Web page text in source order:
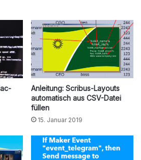
Anleitung: Scribus-Layouts
automatisch aus CSV-Datei
füllen
15. Januar 2019